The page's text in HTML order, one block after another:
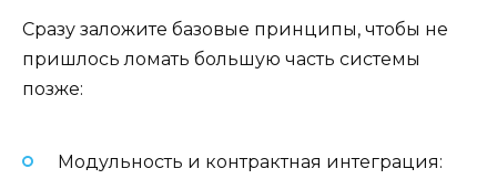
Сразу заложите базовые принципы, чтобы не
пришлось ломать большую часть системы
позже:
Модульность и контрактная интеграция: